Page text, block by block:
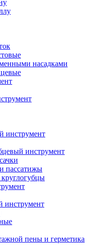
насадками
инструмент
инструмент
пассатижы
пены и герметика